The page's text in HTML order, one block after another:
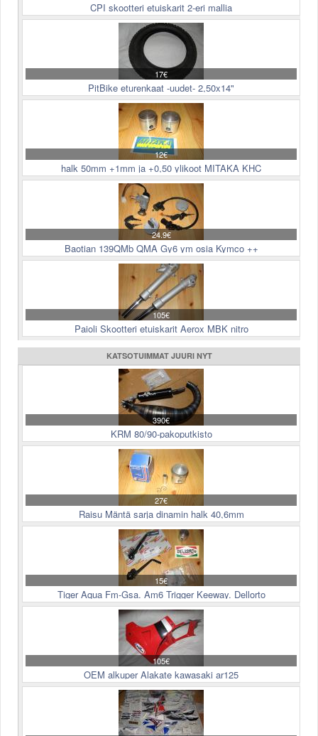
CPI skootteri etuiskarit 2-eri mallia
17€
PitBike eturenkaat -uudet- 2,50x14"
12€
halk 50mm +1mm ja +0,50 ylikoot MITAKA KHC
24.9€
Baotian 139QMb QMA Gy6 ym osia Kymco ++
105€
Paioli Skootteri etuiskarit Aerox MBK nitro
KATSOTUIMMAT JUURI NYT
390€
KRM 80/90-pakoputkisto
27€
Raisu Mäntä sarja dinamin halk 40,6mm
15€
Tiger Aqua Fm-Gsa. Am6 Trigger Keeway. Dellorto
105€
OEM alkuper Alakate kawasaki ar125